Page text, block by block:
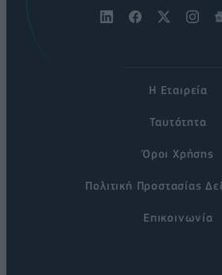
Η Εταιρεία
Ταυτότητα
Όροι Χρήσης
Πολιτική Προστασίας
Επικοινωνία